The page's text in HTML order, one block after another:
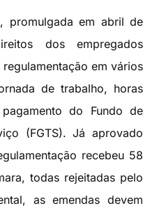
, promulgada em abril de
dos empregados
em vários
de trabalho, horas
do Fundo de
(FGTS). Já aprovado
recebeu 58
todas rejeitadas pelo
as emendas devem